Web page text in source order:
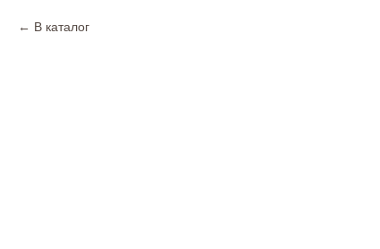
В каталог